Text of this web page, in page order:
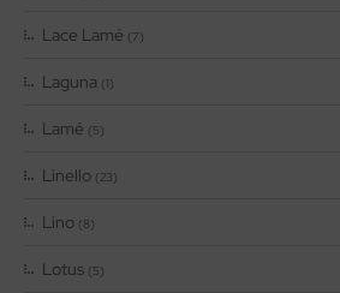
Lace Lamé (7)
Laguna (1)
Lamé (5)
Linello (23)
Lino (8)
Lotus (5)